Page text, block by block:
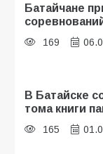
Батайчане
169
В Батайске
тома книги
165